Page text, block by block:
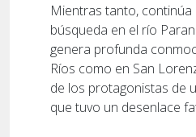
Mientras tanto,
búsqueda en el río
genera profunda
Ríos como en San
de los protagonistas de
que tuvo un desenlace